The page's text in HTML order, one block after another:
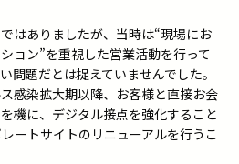
はありましたが、 当時は“現場にお
ョン”を重視した営業活動を行って
問題だと は捉えていませんでした。
感染拡大期以降、 お客様と直接お会
機に、 デジタル接点を強化する こと
ートサイトのリニューアルを行うこ